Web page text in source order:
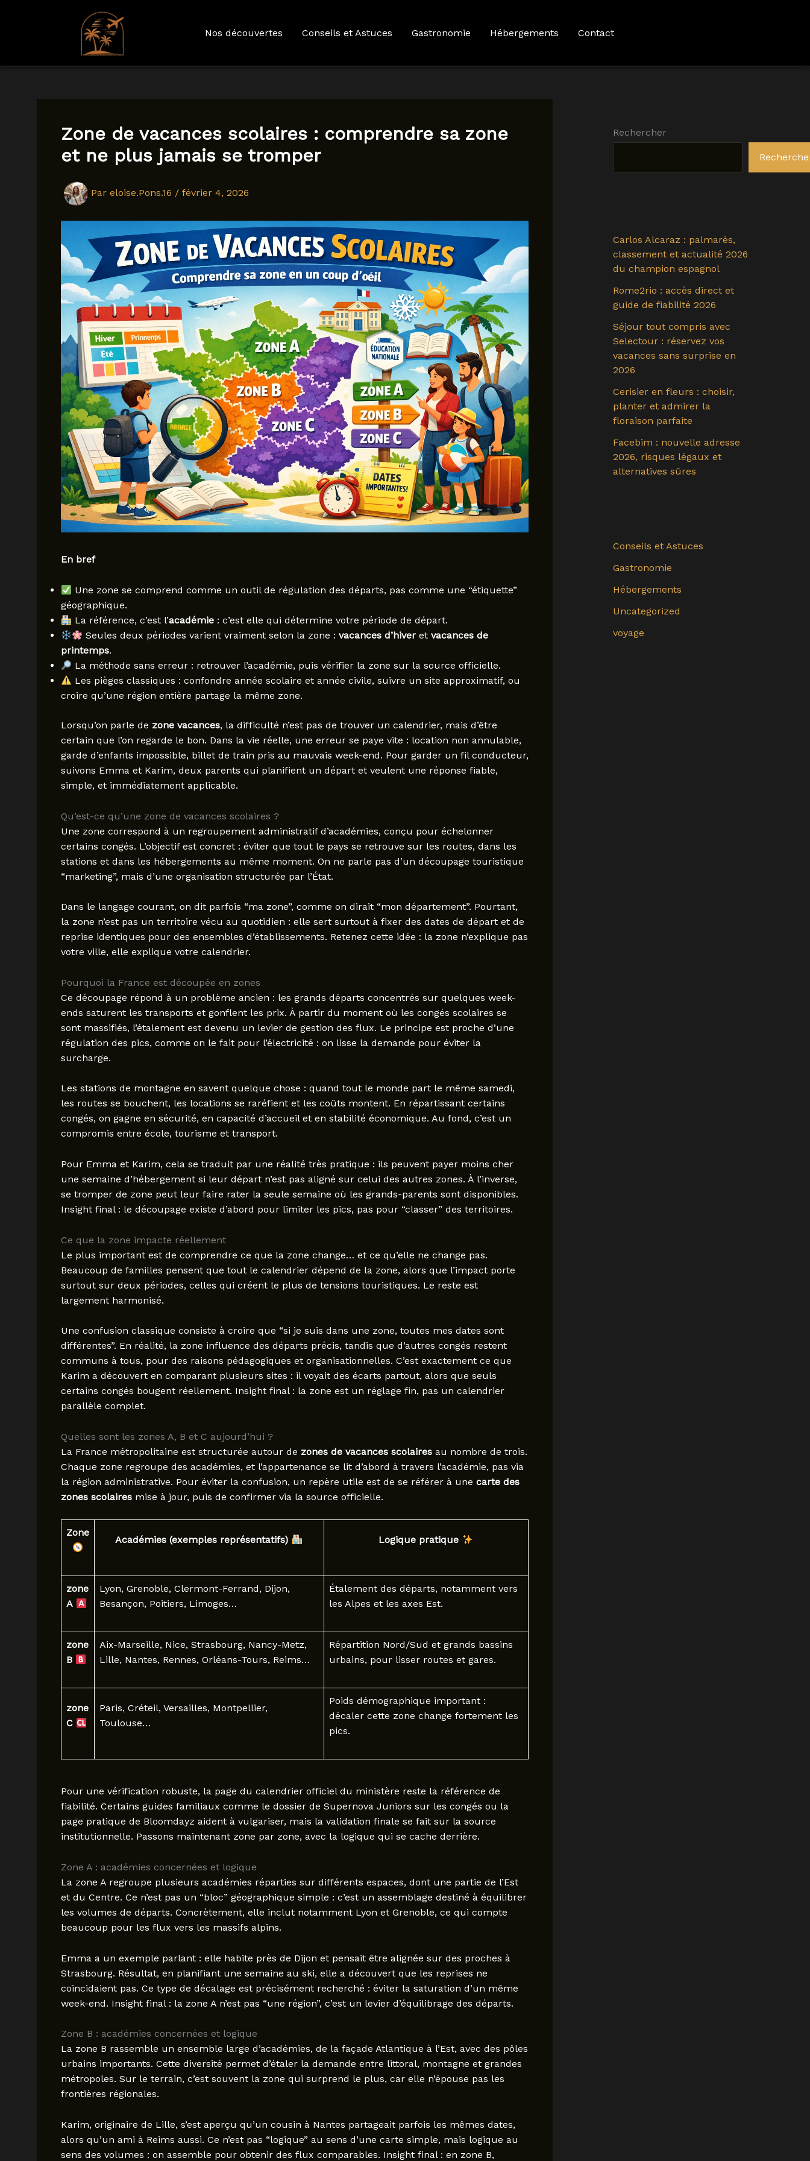
Aller
Nos découvertes Conseils et Astuces Gastronomie Hébergements Contact
Zone de vacances scolaires : comprendre sa zone
et ne plus jamais se tromper
Par eloise.Pons.16 / février 4, 2026
En bref
Une zone se comprend comme un outil de régulation des départs, pas comme une “étiquette”
géographique.
La référence, c’est l’académie: c’est elle qui détermine votre période de départ.
Seules deux périodes varient vraiment selon la zone : vacances d’hiveret vacances de
printemps.
La méthode sans erreur : retrouver l’académie, puis vérifier la zone sur la source officielle.
Les pièges classiques : confondre année scolaire et année civile, suivre un site approximatif, ou
croire qu’une région entière partage la même zone.
Lorsqu’on parle de zone vacances, la difficulté n’est pas de trouver un calendrier, mais d’être
certain que l’on regarde le bon. Dans la vie réelle, une erreur se paye vite : location non annulable,
garde d’enfants impossible, billet de train pris au mauvais week-end. Pour garder un fil conducteur,
suivons Emma et Karim, deux parents qui planifient un départ et veulent une réponse fiable,
simple, et immédiatement applicable.
Qu’est-ce qu’une zone de vacances scolaires ?
Une zone correspond à un regroupement administratif d’académies, conçu pour échelonner
certains congés. L’objectif est concret : éviter que tout le pays se retrouve sur les routes, dans les
stations et dans les hébergements au même moment. On ne parle pas d’un découpage touristique
“marketing”, mais d’une organisation structurée par l’État.
Dans le langage courant, on dit parfois “ma zone”, comme on dirait “mon département”. Pourtant,
la zone n’est pas un territoire vécu au quotidien : elle sert surtout à fixer des dates de départ et de
reprise identiques pour des ensembles d’établissements. Retenez cette idée : la zone n’explique pas
votre ville, elle explique votre calendrier.
Pourquoi la France est découpée en zones
Ce découpage répond à un problème ancien : les grands départs concentrés sur quelques week-
ends saturent les transports et gonflent les prix. À partir du moment où les congés scolaires se
sont massifiés, l’étalement est devenu un levier de gestion des flux. Le principe est proche d’une
régulation des pics, comme on le fait pour l’électricité : on lisse la demande pour éviter la
surcharge.
Les stations de montagne en savent quelque chose : quand tout le monde part le même samedi,
les routes se bouchent, les locations se raréfient et les coûts montent. En répartissant certains
congés, on gagne en sécurité, en capacité d’accueil et en stabilité économique. Au fond, c’est un
compromis entre école, tourisme et transport.
Pour Emma et Karim, cela se traduit par une réalité très pratique : ils peuvent payer moins cher
une semaine d’hébergement si leur départ n’est pas aligné sur celui des autres zones. À l’inverse,
se tromper de zone peut leur faire rater la seule semaine où les grands-parents sont disponibles.
Insight final : le découpage existe d’abord pour limiter les pics, pas pour “classer” des territoires.
Ce que la zone impacte réellement
Le plus important est de comprendre ce que la zone change… et ce qu’elle ne change pas.
Beaucoup de familles pensent que tout le calendrier dépend de la zone, alors que l’impact porte
surtout sur deux périodes, celles qui créent le plus de tensions touristiques. Le reste est
largement harmonisé.
Une confusion classique consiste à croire que “si je suis dans une zone, toutes mes dates sont
différentes”. En réalité, la zone influence des départs précis, tandis que d’autres congés restent
communs à tous, pour des raisons pédagogiques et organisationnelles. C’est exactement ce que
Karim a découvert en comparant plusieurs sites : il voyait des écarts partout, alors que seuls
certains congés bougent réellement. Insight final : la zone est un réglage fin, pas un calendrier
parallèle complet.
Quelles sont les zones A, B et C aujourd’hui ?
La France métropolitaine est structurée autour de zones de vacances scolairesau nombre de trois.
Chaque zone regroupe des académies, et l’appartenance se lit d’abord à travers l’académie, pas via
la région administrative. Pour éviter la confusion, un repère utile est de se référer à une carte des
zones scolairesmise à jour, puis de confirmer via la source officielle.
Zone
Académies (exemples représentatifs) Logique pratique
zone
A
Lyon, Grenoble, Clermont-Ferrand, Dijon,
Besançon, Poitiers, Limoges…
Étalement des départs, notamment vers
les Alpes et les axes Est.
zone
B
Aix-Marseille, Nice, Strasbourg, Nancy-Metz,
Lille, Nantes, Rennes, Orléans-Tours, Reims…
Répartition Nord/Sud et grands bassins
urbains, pour lisser routes et gares.
zone
C
Paris, Créteil, Versailles, Montpellier,
Toulouse…
Poids démographique important :
décaler cette zone change fortement les
pics.
Pour une vérification robuste, la page du calendrier officiel du ministère reste la référence de
fiabilité. Certains guides familiaux comme le dossier de Supernova Juniors sur les congés ou la
page pratique de Bloomdayz aident à vulgariser, mais la validation finale se fait sur la source
institutionnelle. Passons maintenant zone par zone, avec la logique qui se cache derrière.
Zone A : académies concernées et logique
La zone A regroupe plusieurs académies réparties sur différents espaces, dont une partie de l’Est
et du Centre. Ce n’est pas un “bloc” géographique simple : c’est un assemblage destiné à équilibrer
les volumes de départs. Concrètement, elle inclut notamment Lyon et Grenoble, ce qui compte
beaucoup pour les flux vers les massifs alpins.
Emma a un exemple parlant : elle habite près de Dijon et pensait être alignée sur des proches à
Strasbourg. Résultat, en planifiant une semaine au ski, elle a découvert que les reprises ne
coïncidaient pas. Ce type de décalage est précisément recherché : éviter la saturation d’un même
week-end. Insight final : la zone A n’est pas “une région”, c’est un levier d’équilibrage des départs.
Zone B : académies concernées et logique
La zone B rassemble un ensemble large d’académies, de la façade Atlantique à l’Est, avec des pôles
urbains importants. Cette diversité permet d’étaler la demande entre littoral, montagne et grandes
métropoles. Sur le terrain, c’est souvent la zone qui surprend le plus, car elle n’épouse pas les
frontières régionales.
Karim, originaire de Lille, s’est aperçu qu’un cousin à Nantes partageait parfois les mêmes dates,
alors qu’un ami à Reims aussi. Ce n’est pas “logique” au sens d’une carte simple, mais logique au
sens des volumes : on assemble pour obtenir des flux comparables. Insight final : en zone B,
Rechercher
Carlos Alcaraz : palmarès,
classement et actualité 2026
du champion espagnol
Rome2rio : accès direct et
guide de fiabilité 2026
Séjour tout compris avec
Selectour : réservez vos
vacances sans surprise en
2026
Cerisier en fleurs : choisir,
planter et admirer la
floraison parfaite
Facebim : nouvelle adresse
2026, risques légaux et
alternatives sûres
Conseils et Astuces
Gastronomie
Hébergements
Uncategorized
voyage